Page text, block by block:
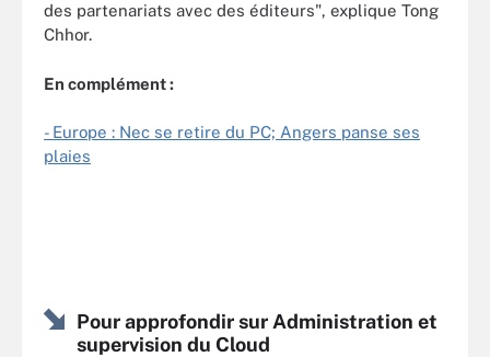
des partenariats avec des éditeurs", explique Tong
Chhor.
En complément :
- Europe : Nec se retire du PC; Angers panse ses
plaies
Pour approfondir sur Administration et
supervision du Cloud